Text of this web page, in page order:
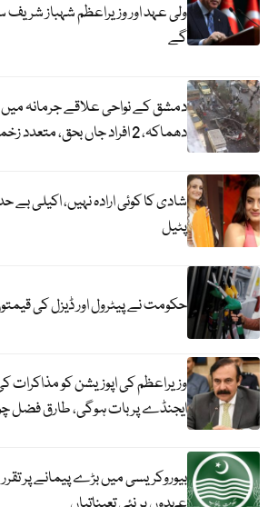
ولی عہد اور وزیراعظم شہباز
گے
دمشق کے نواحی علاقے جرمانہ
دھماکہ، 2 افراد جاں بحق، متعدد زخمی
شادی کا کوئی ارادہ نہیں، اکیلی
پٹیل
حکومت نے پیٹرول اور ڈیزل کی
وزیراعظم کی اپوزیشن کو مذاکرات
ایجنڈے پر بات ہوگی، طارق فضل
بیوروکریسی میں بڑے پیمانے پر تقرر